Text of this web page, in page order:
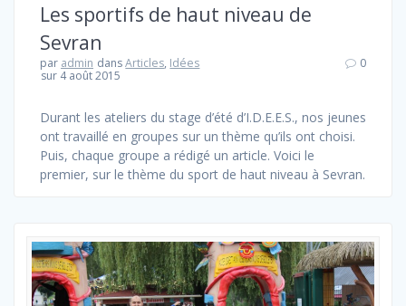
Les sportifs de haut niveau de
Sevran
par admin dansArticles, Idées
sur 4 août 2015
0
Durant les ateliers du stage d’été d’I.D.E.E.S., nos jeunes
ont travaillé en groupes sur un thème qu’ils ont choisi.
Puis, chaque groupe a rédigé un article. Voici le
premier, sur le thème du sport de haut niveau à Sevran.